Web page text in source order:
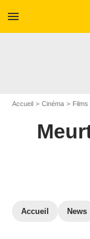
menu
Accueil Cinéma Films
Accueil News